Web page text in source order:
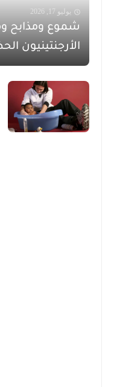
ومذابح ومقاعد
الحظ
يوليو 17, 2026
قصة صورة
الرضيع...
نهائي...